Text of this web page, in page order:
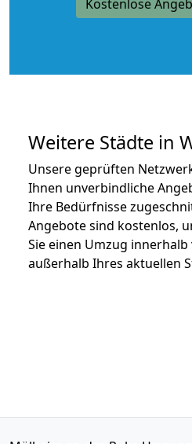
Kostenlose
Weitere Städte in
Unsere geprüften
Ihnen unverbindliche
Ihre Bedürfnisse
Angebote sind kostenlos,
Sie einen Umzug
außerhalb Ihres aktuellen